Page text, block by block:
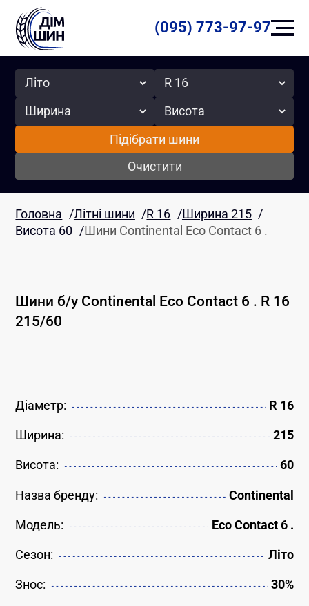
(095) 773-97-97
Сезон Радіус
Ширина Висота
Підібрати шини
Очистити
Головна /Літні шини /R 16 /Ширина 215 /
Висота 60 /Шини Continental Eco Contact 6 .
Шини б/у Continental Eco Contact 6 . R 16
215/60
Діаметр: R 16
Ширина: 215
Висота: 60
Назва бренду: Continental
Модель: Eco Contact 6 .
Сезон: Літо
Знос: 30%